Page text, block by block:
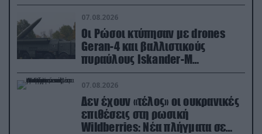
έδαφος!
07.08.2026
Οι Ρώσοι κτύπησαν με drones
Geran-4 και βαλλιστικούς
πυραύλους Iskander-M
ουκρανικό τρένο με στρατιωτικό
εξοπλισμό
07.08.2026
Δεν έχουν «τέλος» οι ουκρανικές
επιθέσεις στη ρωσική
Wildberries: Νέα πλήγματα σε